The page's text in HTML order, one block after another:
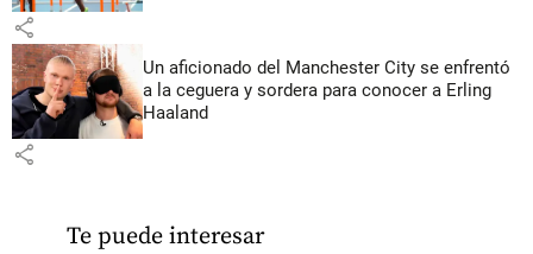
share
Un aficionado del Manchester City se enfrentó
a la ceguera y sordera para conocer a Erling
Haaland
share
Te puede interesar